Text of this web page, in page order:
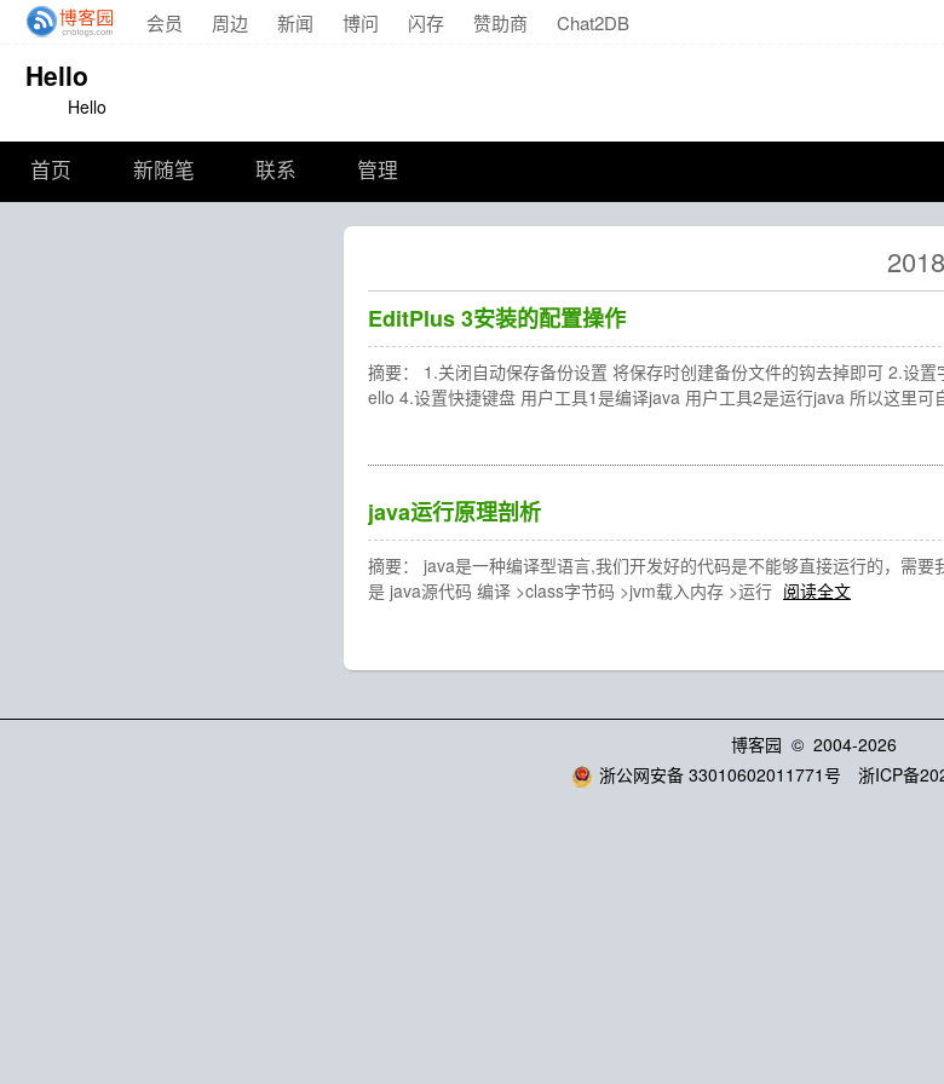
会员 周边 新闻 博问 闪存 赞助商 Chat2DB
Hello
Hello
首页 新随笔 联系 管理
EditPlus 3安装的配置操作
摘要： 1.关闭自动保存备份设置 将保存时创建备份文件的钩去掉即可 2.设
ello 4.设置快捷键盘 用户工具1是编译java 用户工具2是运行java 所以这里可
java运行原理剖析
摘要： java是一种编译型语言,我们开发好的代码是不能够直接运行的，需
是 java源代码 编译 >class字节码 >jvm载入内存 >运行 阅读全文
博客园 © 2004-2026
浙公网安备 33010602011771号
浙ICP备